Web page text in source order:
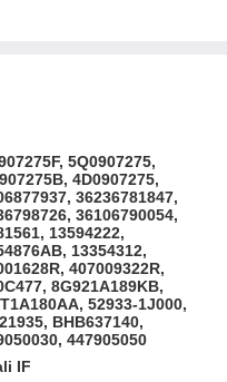
5Q0907275,
4D0907275,
36236781847,
36106790054,
13594222,
13354312,
407009322R,
8G921A189KB,
52933-1J000,
BHB637140,
447905050
IF